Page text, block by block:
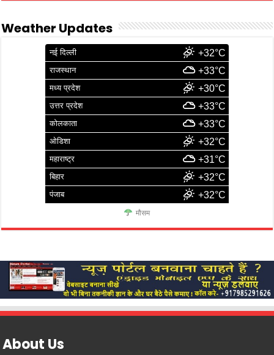
Weather Updates
नई दिल्ली +32°C
राजस्थान +33°C
मध्य प्रदेश +30°C
उत्तर प्रदेश +33°C
कोलकाता +33°C
ओडिशा +32°C
महाराष्ट्र +31°C
बिहार +32°C
पंजाब +32°C
मौसम
About Us